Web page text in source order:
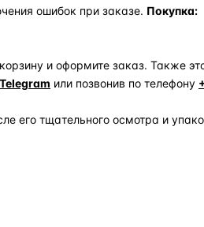
ошибок при заказе. Покупка:
и оформите заказ. Также
Telegram или позвонив по телефону
его тщательного осмотра и